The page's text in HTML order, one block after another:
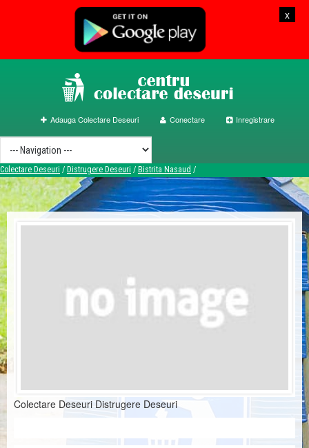
x
Adauga Colectare Deseuri Conectare Inregistrare
Colectare Deseuri / Distrugere Deseuri / Bistrita Nasaud /
Colectare Deseuri Distrugere Deseuri